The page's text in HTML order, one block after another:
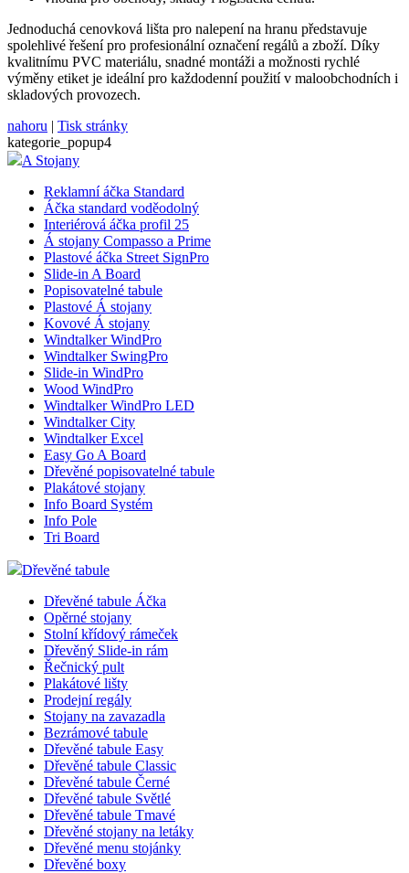
Jednoduchá cenovková lišta pro nalepení na hranu představuje
spolehlivé řešení pro profesionální označení regálů a zboží. Díky
kvalitnímu PVC materiálu, snadné montáži a možnosti rychlé
výměny etiket je ideální pro každodenní použití v maloobchodních i
skladových provozech.
nahoru | Tisk stránky
kategorie_popup4
A Stojany
Reklamní áčka Standard
Áčka standard voděodolný
Interiérová áčka profil 25
Á stojany Compasso a Prime
Plastové áčka Street SignPro
Slide-in A Board
Popisovatelné tabule
Plastové Á stojany
Kovové Á stojany
Windtalker WindPro
Windtalker SwingPro
Slide-in WindPro
Wood WindPro
Windtalker WindPro LED
Windtalker City
Windtalker Excel
Easy Go A Board
Dřevěné popisovatelné tabule
Plakátové stojany
Info Board Systém
Info Pole
Tri Board
Dřevěné tabule
Dřevěné tabule Áčka
Opěrné stojany
Stolní křídový rámeček
Dřevěný Slide-in rám
Řečnický pult
Plakátové lišty
Prodejní regály
Stojany na zavazadla
Bezrámové tabule
Dřevěné tabule Easy
Dřevěné tabule Classic
Dřevěné tabule Černé
Dřevěné tabule Světlé
Dřevěné tabule Tmavé
Dřevěné stojany na letáky
Dřevěné menu stojánky
Dřevěné boxy